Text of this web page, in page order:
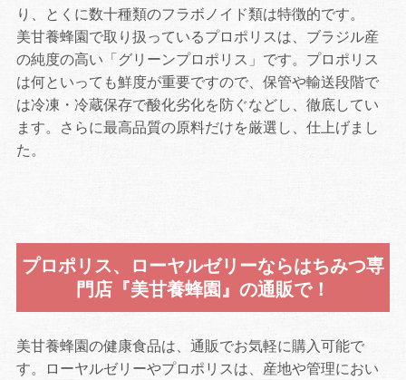
り、とくに数十種類のフラボノイド類は特徴的です。
美甘養蜂園で取り扱っているプロポリスは、ブラジル産
の純度の高い「グリーンプロポリス」です。プロポリス
は何といっても鮮度が重要ですので、保管や輸送段階で
は冷凍・冷蔵保存で酸化劣化を防ぐなどし、徹底してい
ます。さらに最高品質の原料だけを厳選し、仕上げまし
た。
プロポリス、ローヤルゼリーならはちみつ専
門店『美甘養蜂園』の通販で！
美甘養蜂園の健康食品は、通販でお気軽に購入可能で
す。ローヤルゼリーやプロポリスは、産地や管理におい